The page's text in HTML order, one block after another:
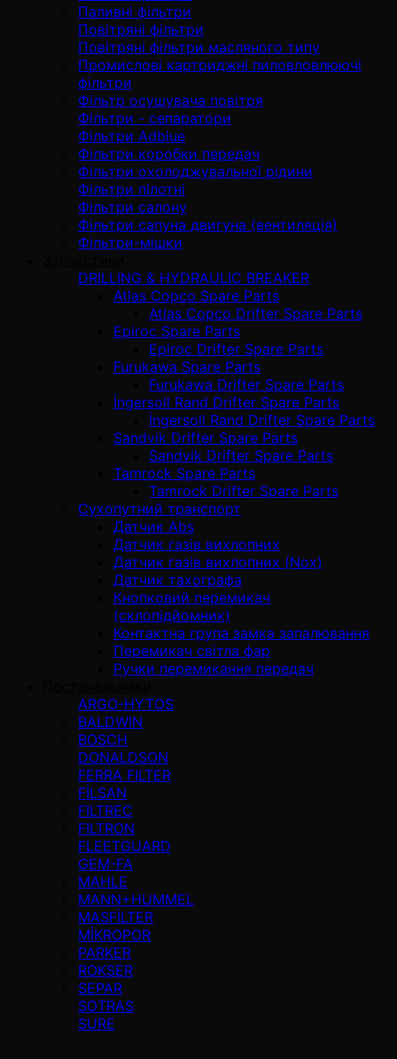
Паливні фільтри
Повітряні фільтри
Повітряні фільтри масляного типу
Промислові картриджні пиловловлюючі
фільтри
Фільтр осушувача повітря
Фільтри - сепаратори
Фільтри Adblue
Фільтри коробки передач
Фільтри охолоджувальної рідини
Фільтри пілотні
Фільтри салону
Фільтри сапуна двигуна (вентиляція)
Фільтри-мішки
DRILLING & HYDRAULIC BREAKER
Atlas Copco Spare Parts
Atlas Copco Drifter Spare Parts
Epiroc Spare Parts
Epiroc Drifter Spare Parts
Furukawa Spare Parts
Furukawa Drifter Spare Parts
İngersoll Rand Drifter Spare Parts
İngersoll Rand Drifter Spare Parts
Sandvik Drifter Spare Parts
Sandvik Drifter Spare Parts
Tamrock Spare Parts
Tamrock Drifter Spare Parts
Сухопутний транспорт
Датчик Abs
Датчик газів вихлопних
Датчик газів вихлопних (Nox)
Датчик тахографа
Кнопковий перемикач
(склопідйомник)
Контактна група замка запалювання
Перемикач світла фар
Ручки перемикання передач
ARGO-HYTOS
BALDWIN
BOSCH
DONALDSON
FERRA FILTER
FİLSAN
FILTREC
FILTRON
FLEETGUARD
GEM-FA
MAHLE
MANN+HUMMEL
MASFİLTER
MİKROPOR
PARKER
ROKSER
SEPAR
SOTRAS
SURE